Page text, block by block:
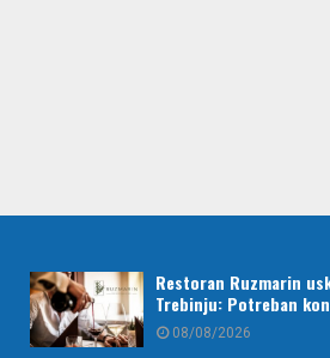
Restoran Ruzmarin
Trebinju: Potreban
08/08/2026